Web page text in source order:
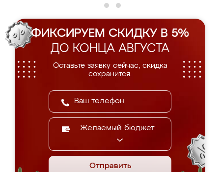
ФИКСИРУЕМ СКИДКУ В 5%
ДО КОНЦА АВГУСТА
Оставьте заявку сейчас, скидка
сохранится.
Желаемый бюджет
Отправить